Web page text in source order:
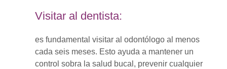
Visitar al dentista:
es fundamental visitar al odontólogo al menos
cada seis meses. Esto ayuda a mantener un
control sobra la salud bucal, prevenir cualquier